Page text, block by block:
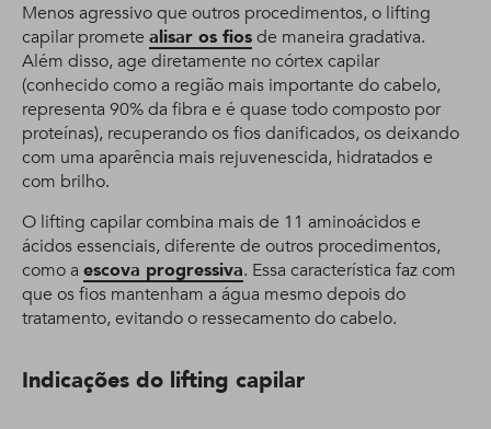
Menos agressivo que outros procedimentos, o lifting
capilar promete alisar os fiosde maneira gradativa.
Além disso, age diretamente no córtex capilar
(conhecido como a região mais importante do cabelo,
representa 90% da fibra e é quase todo composto por
proteínas), recuperando os fios danificados, os deixando
com uma aparência mais rejuvenescida, hidratados e
com brilho.
O lifting capilar combina mais de 11 aminoácidos e
ácidos essenciais, diferente de outros procedimentos,
como a escova progressiva. Essa característica faz com
que os fios mantenham a água mesmo depois do
tratamento, evitando o ressecamento do cabelo.
Indicações do lifting capilar